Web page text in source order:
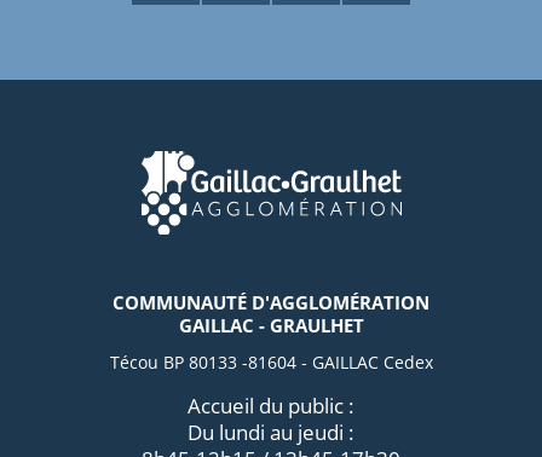
COMMUNAUTÉ D'AGGLOMÉRATION
GAILLAC - GRAULHET
Técou BP 80133 -81604 - GAILLAC Cedex
Accueil du public :
Du lundi au jeudi :